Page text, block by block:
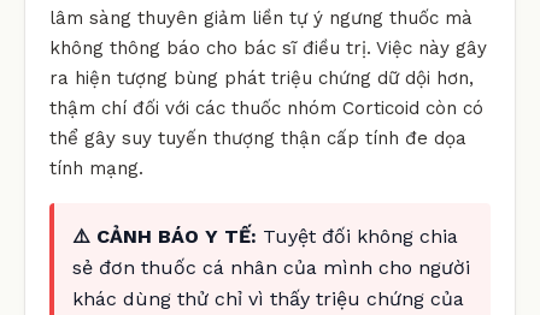
lâm sàng thuyên giảm liền tự ý ngưng thuốc mà
không thông báo cho bác sĩ điều trị. Việc này gây
ra hiện tượng bùng phát triệu chứng dữ dội hơn,
thậm chí đối với các thuốc nhóm Corticoid còn có
thể gây suy tuyến thượng thận cấp tính đe dọa
tính mạng.
⚠️ CẢNH BÁO Y TẾ: Tuyệt đối không chia
sẻ đơn thuốc cá nhân của mình cho người
khác dùng thử chỉ vì thấy triệu chứng của